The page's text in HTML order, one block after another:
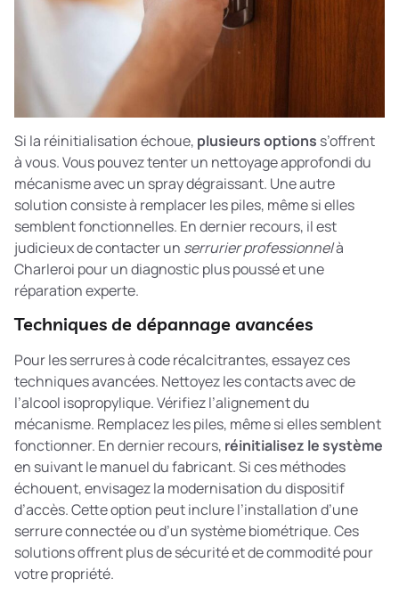
Si la réinitialisation échoue, plusieurs options s’offrent
à vous. Vous pouvez tenter un nettoyage approfondi du
mécanisme avec un spray dégraissant. Une autre
solution consiste à remplacer les piles, même si elles
semblent fonctionnelles. En dernier recours, il est
judicieux de contacter un serrurier professionnelà
Charleroi pour un diagnostic plus poussé et une
réparation experte.
Techniques de dépannage avancées
Pour les serrures à code récalcitrantes, essayez ces
techniques avancées. Nettoyez les contacts avec de
l’alcool isopropylique. Vérifiez l’alignement du
mécanisme. Remplacez les piles, même si elles semblent
fonctionner. En dernier recours, réinitialisez le système
en suivant le manuel du fabricant. Si ces méthodes
échouent, envisagez la modernisation du dispositif
d’accès. Cette option peut inclure l’installation d’une
serrure connectée ou d’un système biométrique. Ces
solutions offrent plus de sécurité et de commodité pour
votre propriété.